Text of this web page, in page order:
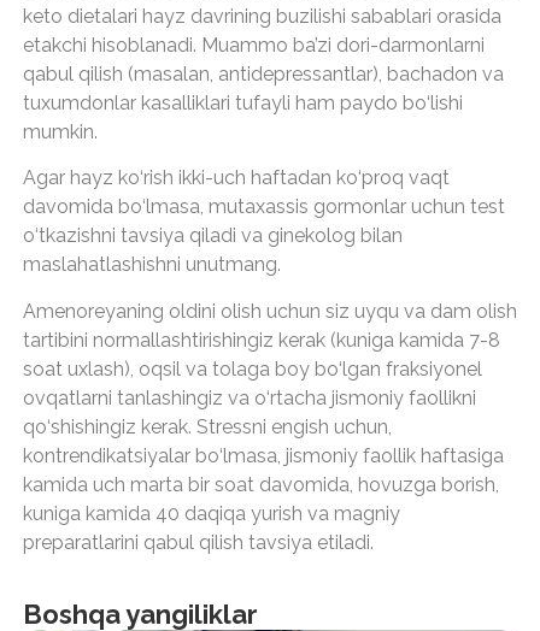
keto dietalari hayz davrining buzilishi sabablari orasida
etakchi hisoblanadi. Muammo ba’zi dori-darmonlarni
qabul qilish (masalan, antidepressantlar), bachadon va
tuxumdonlar kasalliklari tufayli ham paydo bo‘lishi
mumkin.
Agar hayz ko‘rish ikki-uch haftadan ko‘proq vaqt
davomida bo‘lmasa, mutaxassis gormonlar uchun test
o‘tkazishni tavsiya qiladi va ginekolog bilan
maslahatlashishni unutmang.
Amenoreyaning oldini olish uchun siz uyqu va dam olish
tartibini normallashtirishingiz kerak (kuniga kamida 7-8
soat uxlash), oqsil va tolaga boy bo‘lgan fraksiyonel
ovqatlarni tanlashingiz va o‘rtacha jismoniy faollikni
qo‘shishingiz kerak. Stressni engish uchun,
kontrendikatsiyalar bo‘lmasa, jismoniy faollik haftasiga
kamida uch marta bir soat davomida, hovuzga borish,
kuniga kamida 40 daqiqa yurish va magniy
preparatlarini qabul qilish tavsiya etiladi.
Boshqa yangiliklar